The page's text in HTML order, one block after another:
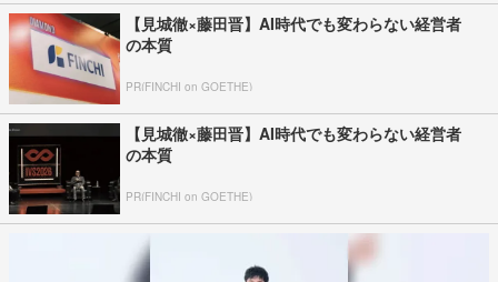
【見城徹×藤田晋】AI時代でも変わらない経営者
の本質
PR(FINCHI on GOETHE)
【見城徹×藤田晋】AI時代でも変わらない経営者
の本質
PR(FINCHI on GOETHE)